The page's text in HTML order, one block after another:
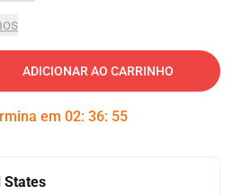
ADICIONAR AO CARRINHO
em 02: 36: 54
States